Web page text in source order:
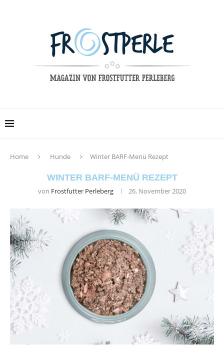
Home Hunde Winter BARF-Menü Rezept
WINTER BARF-MENÜ REZEPT
von Frostfutter Perleberg 26. November 2020